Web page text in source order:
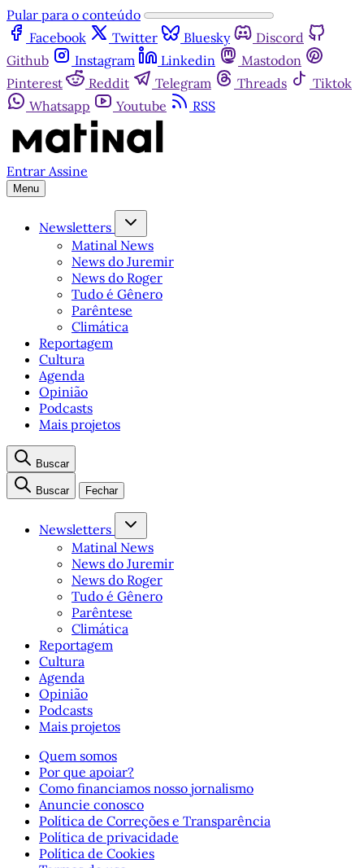
Pular para o conteúdo
Facebook
Twitter Bluesky
Discord
Github
Instagram Linkedin
Mastodon
Pinterest
Reddit Telegram Threads
Tiktok
Whatsapp
Youtube RSS
Entrar Assine
Menu
Newsletters
Matinal News
News do Juremir
News do Roger
Tudo é Gênero
Parêntese
Climática
Reportagem
Cultura
Agenda
Opinião
Podcasts
Mais projetos
Buscar
Buscar Fechar
Newsletters
Matinal News
News do Juremir
News do Roger
Tudo é Gênero
Parêntese
Climática
Reportagem
Cultura
Agenda
Opinião
Podcasts
Mais projetos
Quem somos
Por que apoiar?
Como financiamos nosso jornalismo
Anuncie conosco
Política de Correções e Transparência
Política de privacidade
Política de Cookies